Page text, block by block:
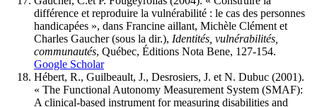
différence et reproduire la vulnérabilité : le cas des personnes
handicapées », dans Francine aillant, Michèle Clément et
Charles Gaucher(sous la dir.), Identités, vulnérabilités,
communautés, Québec, Éditions Nota Bene, 127-154.
Google Scholar
Hébert, R., Guilbeault, J., Desrosiers, J. et N. Dubuc (2001).
« The Functional Autonomy Measurement System (SMAF):
A clinical-based instrument for measuring disabilities and